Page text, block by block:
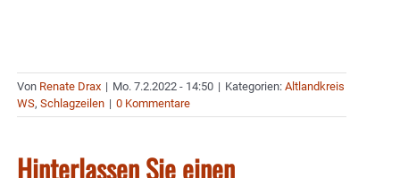
Von Renate Drax | Mo. 7.2.2022 - 14:50 | Kategorien: Altlandkreis
WS, Schlagzeilen | 0 Kommentare
Hinterlassen Sie einen